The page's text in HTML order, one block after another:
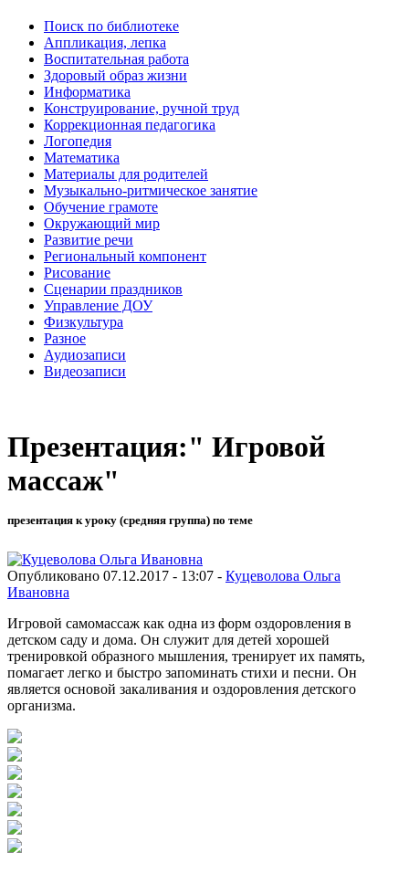
Поиск по библиотеке
Аппликация, лепка
Воспитательная работа
Здоровый образ жизни
Информатика
Конструирование, ручной труд
Коррекционная педагогика
Логопедия
Математика
Материалы для родителей
Музыкально-ритмическое занятие
Обучение грамоте
Окружающий мир
Развитие речи
Региональный компонент
Рисование
Сценарии праздников
Управление ДОУ
Физкультура
Разное
Аудиозаписи
Видеозаписи
Презентация:" Игровой
массаж"
презентация к уроку (средняя группа) по теме
Опубликовано 07.12.2017 - 13:07 - Куцеволова Ольга
Ивановна
Игровой самомассаж как одна из форм оздоровления в
детском саду и дома. Он служит для детей хорошей
тренировкой образного мышления, тренирует их память,
помагает легко и быстро запоминать стихи и песни. Он
является основой закаливания и оздоровления детского
организма.